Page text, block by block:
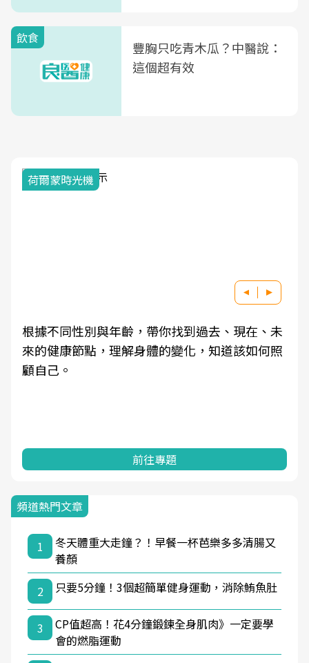
飲食
豐胸只吃青木瓜？中醫說：
這個超有效
荷爾蒙時光機
根據不同性別與年齡，帶你找到過去、現在、未
來的健康節點，理解身體的變化，知道該如何照
顧自己。
前往專題
頻道熱門文章
1
冬天體重大走鐘？！早餐一杯芭樂多多清腸又
養顏
2
只要5分鐘！3個超簡單健身運動，消除鮪魚肚
3
CP值超高！花4分鐘鍛鍊全身肌肉》一定要學
會的燃脂運動